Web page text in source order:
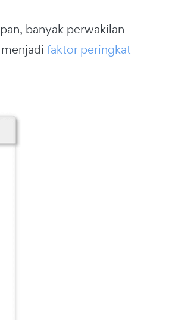
banyak perwakilan
faktor peringkat